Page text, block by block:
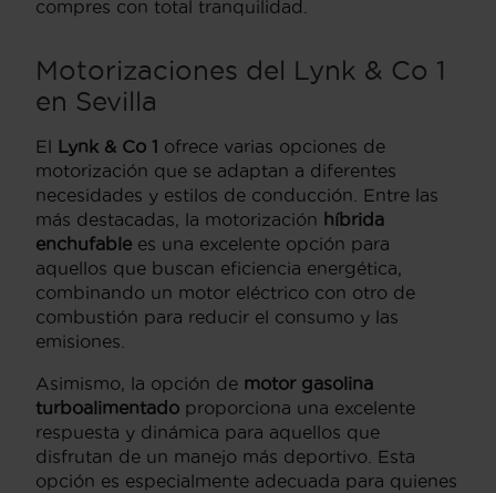
compres con total tranquilidad.
Motorizaciones del Lynk & Co 1
en Sevilla
El Lynk & Co 1 ofrece varias opciones de
motorización que se adaptan a diferentes
necesidades y estilos de conducción. Entre las
más destacadas, la motorización híbrida
enchufable es una excelente opción para
aquellos que buscan eficiencia energética,
combinando un motor eléctrico con otro de
combustión para reducir el consumo y las
emisiones.
Asimismo, la opción de motor gasolina
turboalimentado proporciona una excelente
respuesta y dinámica para aquellos que
disfrutan de un manejo más deportivo. Esta
opción es especialmente adecuada para quienes